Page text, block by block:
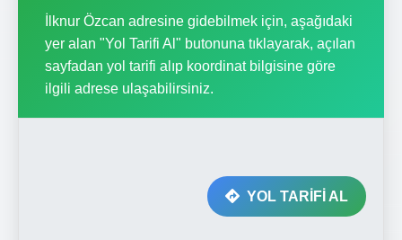
İlknur Özcan adresine gidebilmek için, aşağıdaki
yer alan "Yol Tarifi Al" butonuna tıklayarak, açılan
sayfadan yol tarifi alıp koordinat bilgisine göre
ilgili adrese ulaşabilirsiniz.
YOL TARİFİ AL